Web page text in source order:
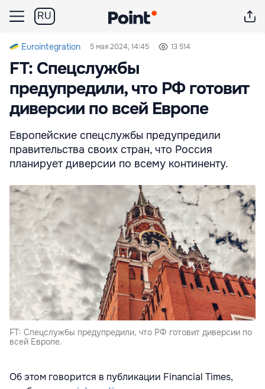
RU
Eurointegration 5 мая 2024, 14:45 13 514
FT: Спецслужбы
предупредили, что РФ готовит
диверсии по всей Европе
Европейские спецслужбы предупредили
правительства своих стран, что Россия
планирует диверсии по всему континенту.
FT: Спецслужбы предупредили, что РФ готовит диверсии по
всей Европе.
Об этом говорится в публикации Financial Times,